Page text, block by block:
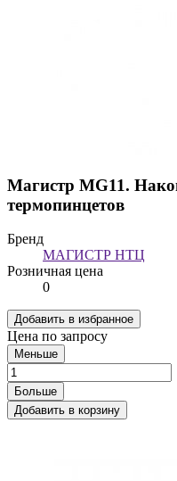
Магистр MG11.
термопинцетов
Бренд
МАГИСТР НТЦ
Розничная цена
0
Добавить в избранное
Цена по запросу
Меньше
Больше
Добавить в корзину